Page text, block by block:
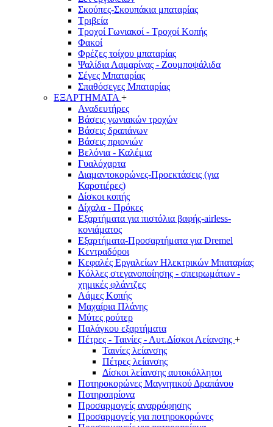
Σκούπες-Σκουπάκια μπαταρίας
Τριβεία
Τροχοί Γωνιακοί - Τροχοί Κοπής
Φακοί
Φρέζες τοίχου μπαταρίας
Ψαλίδια Λαμαρίνας - Ζουμποψάλιδα
Σέγες Μπαταρίας
Σπαθόσεγες Μπαταρίας
ΕΞΑΡΤΗΜΑΤΑ +
Αναδευτήρες
Βάσεις γωνιακών τροχών
Βάσεις δραπάνων
Βάσεις πριονιών
Βελόνια - Καλέμια
Γυαλόχαρτα
Διαμαντοκορώνες-Προεκτάσεις (για
Καροτιέρες)
Δίσκοι κοπής
Δίχαλα - Πρόκες
Εξαρτήματα για πιστόλια βαφής-airless-
κονιάματος
Εξαρτήματα-Προσαρτήματα για Dremel
Κεντραδόροι
Κεφαλές Εργαλείων Ηλεκτρικών Μπαταρίας
Κόλλες στεγανοποίησης - σπειρωμάτων -
χημικές φλάντζες
Λάμες Κοπής
Μαχαίρια Πλάνης
Μύτες ρούτερ
Παλάγκου εξαρτήματα
Πέτρες - Ταινίες - Αυτ.Δίσκοι Λείανσης +
Ταινίες λείανσης
Πέτρες λείανσης
Δίσκοι λείανσης αυτοκόλλητοι
Ποτηροκορώνες Μαγνητικού Δραπάνου
Ποτηροπρίονα
Προσαρμογείς αναρρόφησης
Προσαρμογείς για ποτηροκορώνες